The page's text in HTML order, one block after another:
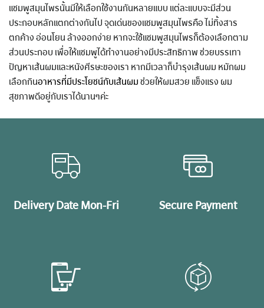
แชมพูสมุนไพรนั้นมีให้เลือกใช้งานกันหลายแบบ แต่ละแบบจะมีส่วน
ประกอบหลักแตกต่างกันไป จุดเด่นของแชมพูสมุนไพรคือ ไม่ทิ้งสาร
ตกค้าง อ่อนโยน ล้างออกง่าย หากจะใช้แชมพูสมุนไพรก็ต้องเลือกตาม
ส่วนประกอบ เพื่อให้แชมพูได้ทำงานอย่างมีประสิทธิภาพ ช่วยบรรเทา
ปัญหาเส้นผมและหนังศีรษะของเรา หากมีเวลาก็บำรุงเส้นผม หมักผม
เลือกกินอาหารที่มีประโยชน์กับเส้นผมช่วยให้ผมสวย แข็งแรง ผม
สุขภาพดีอยู่กับเราได้นานๆค่ะ
Delivery Date Mon-Fri Secure Payment